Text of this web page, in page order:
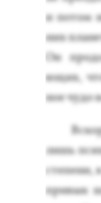
и по­том
них
Он
ющих,
ное чу­до
Вско­ре
лишь
сте­пени,
при­вык